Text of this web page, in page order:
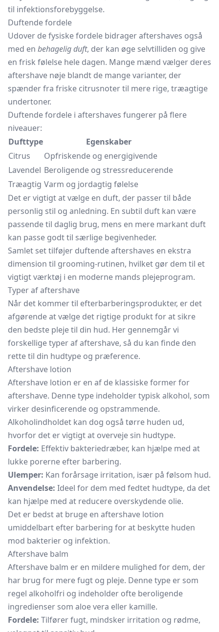
til infektionsforebyggelse.
Duftende fordele
Udover de fysiske fordele bidrager aftershaves også
med en behagelig duft, der kan øge selvtilliden og give
en frisk følelse hele dagen. Mange mænd vælger deres
aftershave nøje blandt de mange varianter, der
spænder fra friske citrusnoter til mere rige, træagtige
undertoner.
Duftende fordele i aftershaves fungerer på flere
niveauer:
Dufttype
Egenskaber
Citrus
Opfriskende og energigivende
Lavendel Beroligende og stressreducerende
Træagtig Varm og jordagtig følelse
Det er vigtigt at vælge en duft, der passer til både
personlig stil og anledning. En subtil duft kan være
passende til daglig brug, mens en mere markant duft
kan passe godt til særlige begivenheder.
Samlet set tilføjer duftende aftershaves en ekstra
dimension til grooming-rutinen, hvilket gør dem til et
vigtigt værktøj i en moderne mands plejeprogram.
Typer af aftershave
Når det kommer til efterbarberingsprodukter, er det
afgørende at vælge det rigtige produkt for at sikre
den bedste pleje til din hud. Her gennemgår vi
forskellige typer af aftershave, så du kan finde den
rette til din hudtype og præference.
Aftershave lotion
Aftershave lotion er en af de klassiske former for
aftershave. Denne type indeholder typisk alkohol, som
virker desinficerende og opstrammende.
Alkoholindholdet kan dog også tørre huden ud,
hvorfor det er vigtigt at overveje sin hudtype.
Fordele: Effektiv bakteriedræber, kan hjælpe med at
lukke porerne efter barbering.
Ulemper: Kan forårsage irritation, især på følsom hud.
Anvendelse: Ideel for dem med fedtet hudtype, da det
kan hjælpe med at reducere overskydende olie.
Det er bedst at bruge en aftershave lotion
umiddelbart efter barbering for at beskytte huden
mod bakterier og infektion.
Aftershave balm
Aftershave balm er en mildere mulighed for dem, der
har brug for mere fugt og pleje. Denne type er som
regel alkoholfri og indeholder ofte beroligende
ingredienser som aloe vera eller kamille.
Fordele: Tilfører fugt, mindsker irritation og rødme,